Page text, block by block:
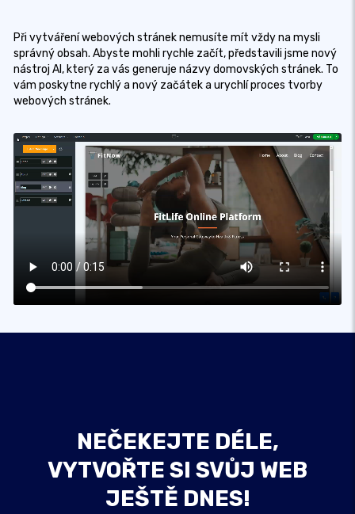
Při vytváření webových stránek nemusíte mít vždy na mysli
správný obsah. Abyste mohli rychle začít, představili jsme nový
nástroj AI, který za vás generuje názvy domovských stránek. To
vám poskytne rychlý a nový začátek a urychlí proces tvorby
webových stránek.
NEČEKEJTE DÉLE,
VYTVOŘTE SI SVŮJ WEB
JEŠTĚ DNES!